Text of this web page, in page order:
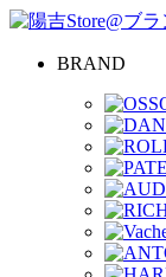
BRAND